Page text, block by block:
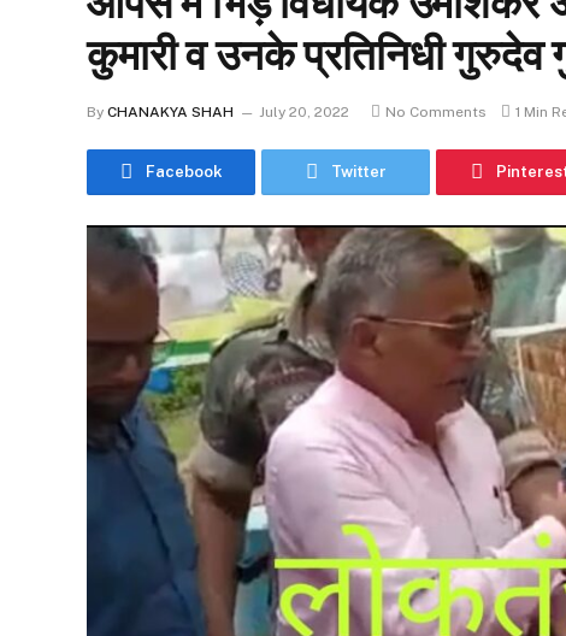
कुमारी व उनके प्रतिनिधी
By CHANAKYA SHAH July 20, 2022 No Comments 1 Min
Facebook Twitter